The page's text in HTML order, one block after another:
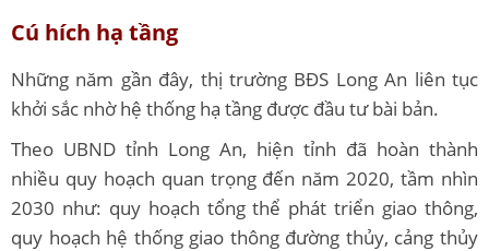
Cú hích hạ tầng
Những năm gần đây, thị trường BĐS Long An liên tục
khởi sắc nhờ hệ thống hạ tầng được đầu tư bài bản.
Theo UBND tỉnh Long An, hiện tỉnh đã hoàn thành
nhiều quy hoạch quan trọng đến năm 2020, tầm nhìn
2030 như: quy hoạch tổng thể phát triển giao thông,
quy hoạch hệ thống giao thông đường thủy, cảng thủy